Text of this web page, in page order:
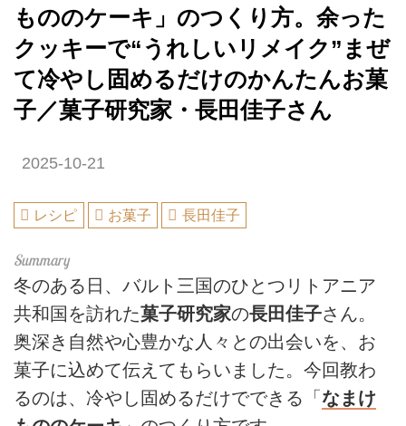
もののケーキ」のつくり方。余った
クッキーで“うれしいリメイク”まぜ
て冷やし固めるだけのかんたんお菓
子／菓子研究家・長田佳子さん
2025-10-21
レシピ お菓子 長田佳子
冬のある日、バルト三国のひとつリトアニア
共和国を訪れた菓子研究家の長田佳子さん。
奥深き自然や心豊かな人々との出会いを、お
菓子に込めて伝えてもらいました。今回教わ
るのは、冷やし固めるだけでできる「 なまけ